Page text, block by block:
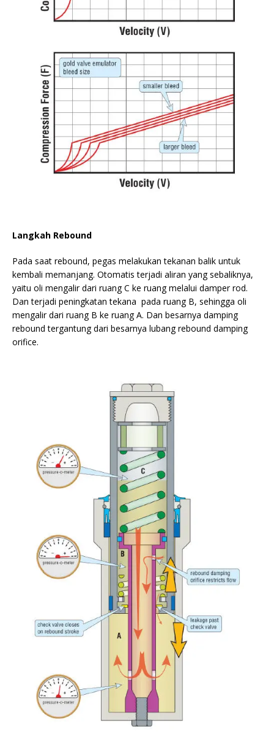
Langkah Rebound
Pada saat rebound, pegas melakukan tekanan balik untuk
kembali memanjang. Otomatis terjadi aliran yang sebaliknya,
yaitu oli mengalir dari ruang C ke ruang melalui damper rod.
Dan terjadi peningkatan tekana pada ruang B, sehingga oli
mengalir dari ruang B ke ruang A. Dan besarnya damping
rebound tergantung dari besarnya lubang rebound damping
orifice.